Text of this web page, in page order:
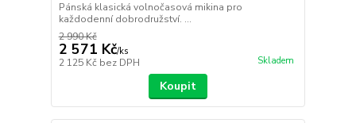
Pánská klasická volnočasová mikina pro
každodenní dobrodružství. ...
2 990 Kč
2 571 Kč/ks
2 125 Kč bez DPH Skladem
Koupit